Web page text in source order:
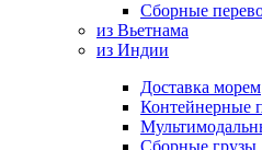
Сборные
из Вьетнама
из Индии
Доставка морем
Контейнерные
Сборные грузы